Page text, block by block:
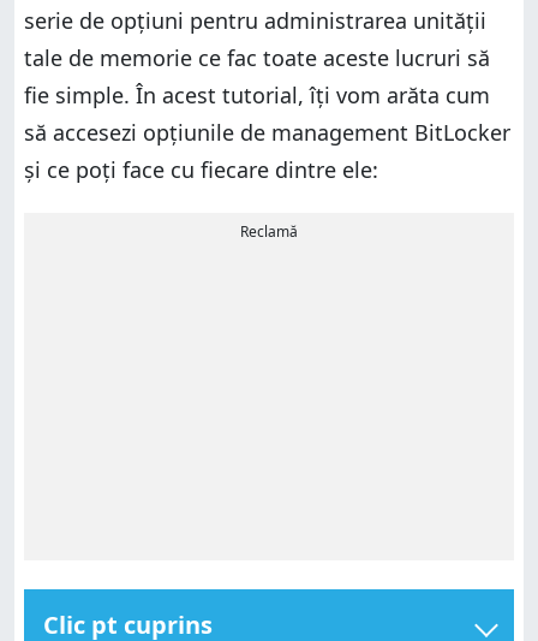
serie de opțiuni pentru administrarea unității
tale de memorie ce fac toate aceste lucruri să
fie simple. În acest tutorial, îți vom arăta cum
să accesezi opțiunile de management BitLocker
și ce poți face cu fiecare dintre ele:
Reclamă
Clic pt cuprins